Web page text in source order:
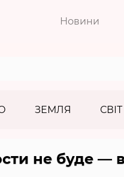
Новини
ЗЕМЛЯ СВІТ
не буде —